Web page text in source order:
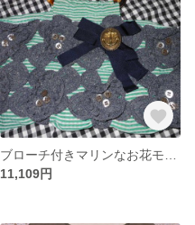
11,109円